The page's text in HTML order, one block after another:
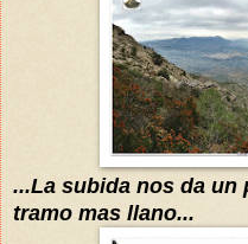
...La subida nos da un
tramo mas llano...